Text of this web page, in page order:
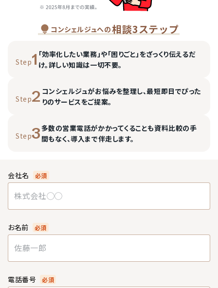
コンシェルジュへの相談3ステップ
Step1 「効率化したい業務」や「困りごと」をざっくり伝えるだ
け。詳しい知識は一切不要。
Step2 コンシェルジュがお悩みを整理し、最短即日でぴった
りのサービスをご提案。
Step3多数の営業電話がかかってくることも資料比較の手
間もなく、導入まで伴走します。
会社名 必須
お名前 必須
電話番号 必須